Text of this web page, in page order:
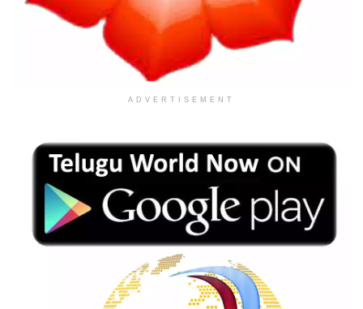
ADVERTISEMENT